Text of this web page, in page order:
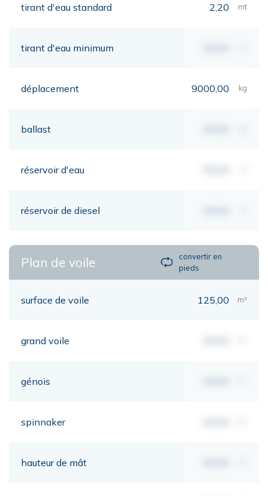
tirant d'eau standard 2,20 mt
tirant d'eau minimum
déplacement 9000,00 kg
ballast
réservoir d'eau
réservoir de diesel
Plan de voile
convertir en
pieds
surface de voile 125,00 m²
grand voile
génois
spinnaker
hauteur de mât